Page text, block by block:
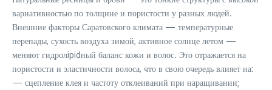
вариативностью по толщине и пористости у разных людей.
Внешние факторы Саратовского климата — температурные
перепады, сухость воздуха зимой, активное солнце летом —
меняют гидролipidный баланс кожи и волос. Это отражается на
пористости и эластичности волоса, что в свою очередь влияет на:
— сцепление клея и частоту отклеиваний при наращивании;